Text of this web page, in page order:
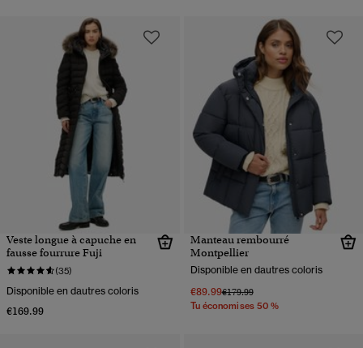
Veste longue à capuche en
fausse fourrure Fuji
(35)
Disponible en dautres coloris
€169.99
Manteau rembourré
Montpellier
Disponible en dautres coloris
€89.99Prix réduit de
€179.99à
Tu économises 50 %